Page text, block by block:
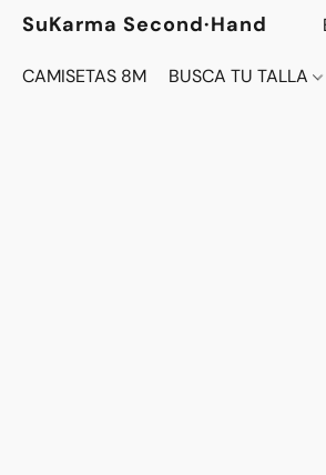
SuKarma Second·Hand
CAMISETAS 8M BUSCA TU TALLA